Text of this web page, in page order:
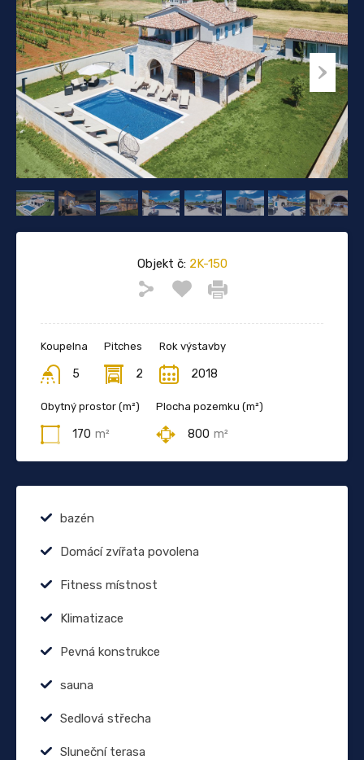
Objekt č:2K-150
Koupelna
5
Pitches
2
Rok výstavby
2018
Obytný prostor (m²)
170 m²
Plocha pozemku (m²)
800 m²
bazén
Domácí zvířata povolena
Fitness místnost
Klimatizace
Pevná konstrukce
sauna
Sedlová střecha
Sluneční terasa